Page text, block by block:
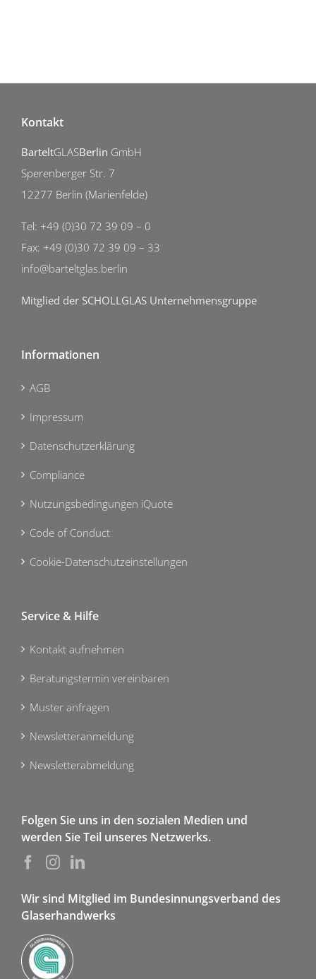
Kontakt
BarteltGLASBerlin GmbH
Sperenberger Str. 7
12277 Berlin (Marienfelde)
Tel: +49 (0)30 72 39 09 – 0
Fax: +49 (0)30 72 39 09 – 33
info@barteltglas.berlin
Mitglied der SCHOLLGLAS Unternehmensgruppe
Informationen
AGB
Impressum
Datenschutzerklärung
Compliance
Nutzungsbedingungen iQuote
Code of Conduct
Cookie-Datenschutzeinstellungen
Service & Hilfe
Kontakt aufnehmen
Beratungstermin vereinbaren
Muster anfragen
Newsletteranmeldung
Newsletterabmeldung
Folgen Sie uns in den sozialen Medien und
werden Sie Teil unseres Netzwerks.
Wir sind Mitglied im Bundesinnungsverband des
Glaserhandwerks